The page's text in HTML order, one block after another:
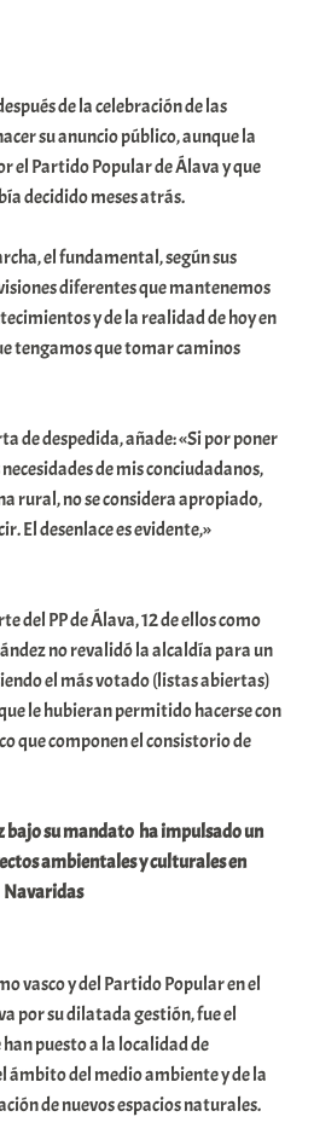
de la celebración de las
su anuncio público, aunque la
el Partido Popular de Álava y que
decidido meses atrás.
el fundamental, según sus
diferentes que mantenemos
y de la realidad de hoy en
tengamos que tomar caminos
de despedida, añade: «Si por poner
de mis conciudadanos,
rural, no se considera apropiado,
El desenlace es evidente,»
del PP de Álava, 12 de ellos como
no revalidó la alcaldía para un
el más votado (listas abiertas)
le hubieran permitido hacerse con
que componen el consistorio de
bajo su mandato ha impulsado un
ambientales y culturales en
Navaridas
vasco y del Partido Popular en el
por su dilatada gestión, fue el
puesto a la localidad de
ámbito del medio ambiente y de la
de nuevos espacios naturales.